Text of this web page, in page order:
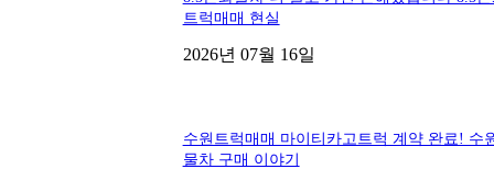
트럭매매 현실
2026년 07월 16일
수원트럭매매 마이티카고트럭 계약 완료! 수
물차 구매 이야기